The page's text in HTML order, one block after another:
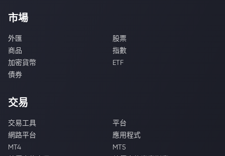
市場
外匯
股票
商品
指數
加密貨幣
ETF
債券
交易
交易工具
平台
網路平台
應用程式
MT4
MT5